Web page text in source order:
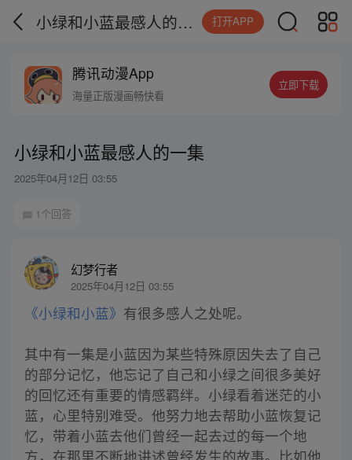
小绿和小蓝最感人的一集 打开APP
腾讯动漫App
海量正版漫画畅快看
立即下载
小绿和小蓝最感人的一集
2025年04月12日 03:55
1个回答
幻梦行者
2025年04月12日 03:55
《小绿和小蓝》 有很多感人之处呢。
其中有一集是小蓝因为某些特殊原因失去了自己
的部分记忆，他忘记了自己和小绿之间很多美好
的回忆还有重要的情感羁绊。小绿看着迷茫的小
蓝，心里特别难受。他努力地去帮助小蓝恢复记
忆，带着小蓝去他们曾经一起去过的每一个地
方，在那里不断地讲述曾经发生的故事。比如他